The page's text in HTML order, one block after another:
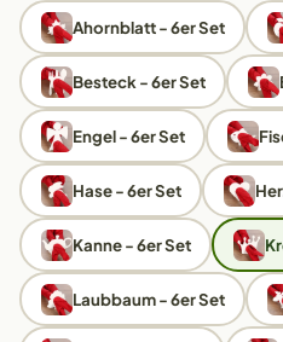
Ahornblatt - 6er Set
Besteck - 6er Set
Engel - 6er Set
Hase - 6er Set
Kanne - 6er Set
Laubbaum - 6er Set